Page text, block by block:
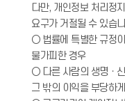
다만, 개인정보 처리정
요구가 거절될 수 있습
○ 법률에 특별한 규정
불가피한 경우
○ 다른 사람의 생명ㆍ
그 밖의 이익을 부당하